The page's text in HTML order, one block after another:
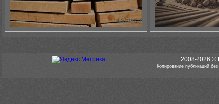
2008-2026 ©
Копирование публикаций